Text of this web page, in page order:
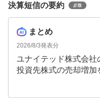
決算短信の要約
まとめ
2026/8/3発表分
ユナイテッド株式会社
投資先株式の売却増加
した。売上高は前年